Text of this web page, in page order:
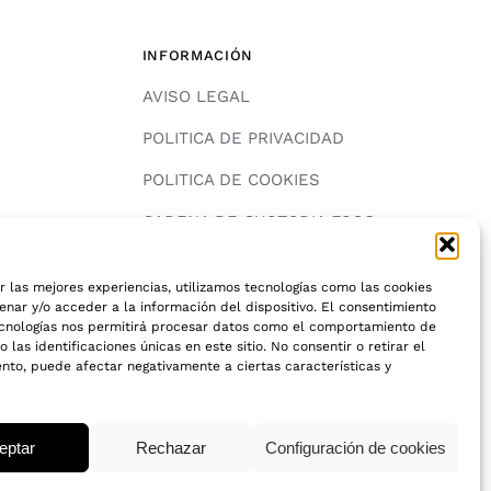
las mejores experiencias, utilizamos tecnologías como las cookies
y/o acceder a la información del dispositivo. El consentimiento
nos permitirá procesar datos como el comportamiento de
o las identificaciones únicas en este sitio. No consentir o retirar el
puede afectar negativamente a ciertas características y
Rechazar Configuración de cookies
INFORMACIÓN
AVISO LEGAL
POLITICA DE PRIVACIDAD
POLITICA DE COOKIES
CADENA DE CUSTODIA FSC®